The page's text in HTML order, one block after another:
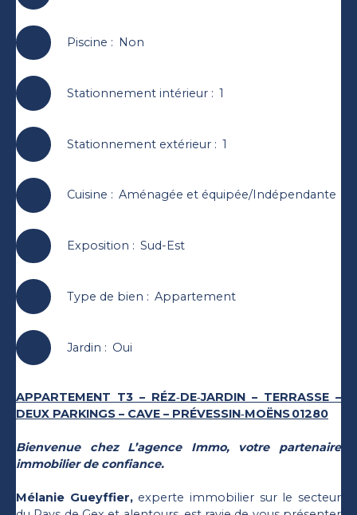
Piscine : Non
Stationnement intérieur: 1
Stationnement extérieur: 1
Cuisine : Aménagée et équipée/Indépendante
Exposition : Sud-Est
Type de bien : Appartement
Jardin : Oui
APPARTEMENT T3 – RÉZ‑DE‑JARDIN – TERRASSE –
DEUX PARKINGS – CAVE – PRÉVESSIN‑MOËNS 01280
Bienvenue chez L’agence Immo, votre partenaire
immobilier de confiance.
Mélanie Gueyffier,experte immobilier sur le secteur